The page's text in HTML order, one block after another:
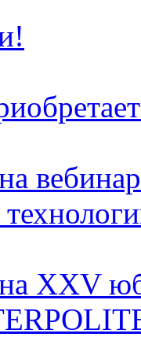
XXV